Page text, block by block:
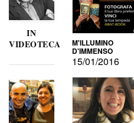
IN
VIDEOTECA
M'ILLUMINO
D'IMMENSO
15/01/2016